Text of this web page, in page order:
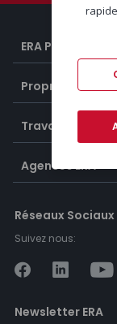
ERA Portugal
Propriétés
Travailler chez
Agences ERA
Réseaux Sociaux
Suivez nous:
Newsletter ERA